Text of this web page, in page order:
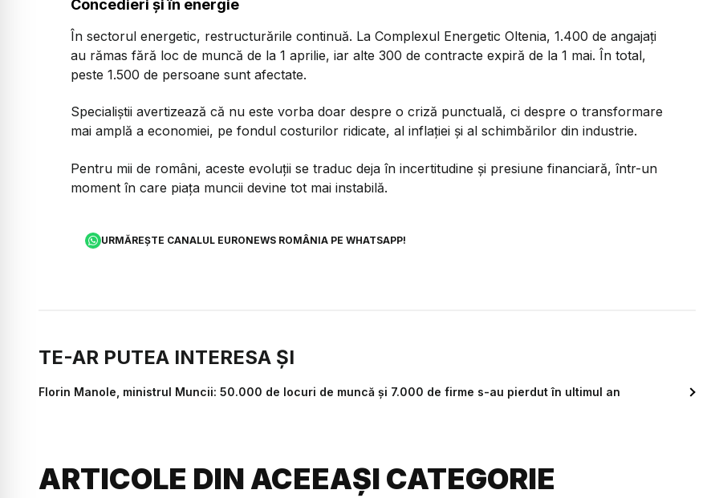
Concedieri și în energie
În sectorul energetic, restructurările continuă. La Complexul Energetic Oltenia, 1.400 de angajați
au rămas fără loc de muncă de la 1 aprilie, iar alte 300 de contracte expiră de la 1 mai. În total,
peste 1.500 de persoane sunt afectate.
Specialiștii avertizează că nu este vorba doar despre o criză punctuală, ci despre o transformare
mai amplă a economiei, pe fondul costurilor ridicate, al inflației și al schimbărilor din industrie.
Pentru mii de români, aceste evoluții se traduc deja în incertitudine și presiune financiară, într-un
moment în care piața muncii devine tot mai instabilă.
URMĂREȘTE CANALUL EURONEWS ROMÂNIA PE WHATSAPP!
TE-AR PUTEA INTERESA ȘI
Florin Manole, ministrul Muncii: 50.000 de locuri de muncă și 7.000 de firme s-au pierdut în ultimul an
ARTICOLE DIN ACEEAȘI CATEGORIE